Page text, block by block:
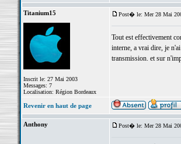
Titanium15
Inscrit le: 27 Mai 2003
Messages: 7
Localisation: Région Bordeaux
Post� le: Mer 28 Mai
Tout est effectivement
interne, a vrai dire, je
transmission. et sur
Revenir en haut de page
Anthony Post� le: Mer 28 Mai